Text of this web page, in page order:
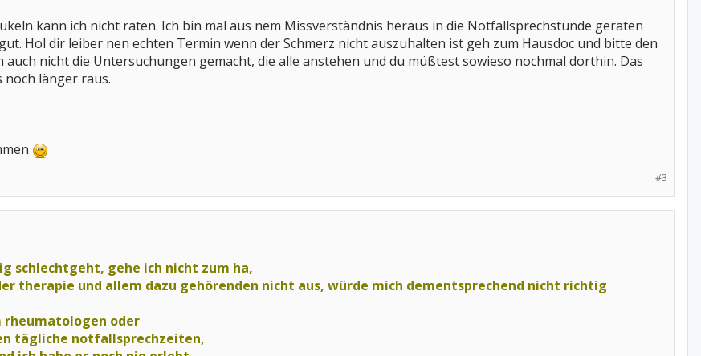
kann ich nicht raten. Ich bin mal aus nem Missverständnis heraus in die Notfallsprechstunde geraten
Hol dir leiber nen echten Termin wenn der Schmerz nicht auszuhalten ist geh zum Hausdoc und bitte den
auch nicht die Untersuchungen gemacht, die alle anstehen und du müßtest sowieso nochmal dorthin. Das
noch länger raus.
#3
schlechtgeht, gehe ich nicht zum ha,
therapie und allem dazu gehörenden nicht aus, würde mich dementsprechend nicht richtig
rheumatologen oder
tägliche notfallsprechzeiten,